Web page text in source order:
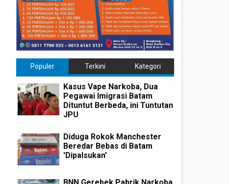
Populer Terkini Kategori
Kasus Vape Narkoba, Dua
Pegawai Imigrasi Batam
Dituntut Berbeda, ini Tuntutan
JPU
Diduga Rokok Manchester
Beredar Bebas di Batam
'Dipalsukan'